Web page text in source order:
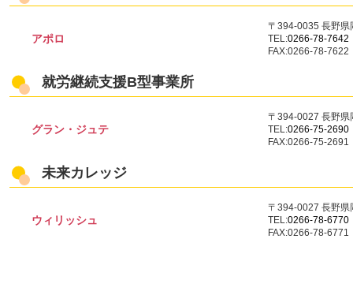
アポロ
〒394-0035 長野県
TEL:0266-78-7642
FAX:0266-78-7622
就労継続支援B型事業所
グラン・ジュテ
〒394-0027 長野県
TEL:0266-75-2690
FAX:0266-75-2691
未来カレッジ
ウィリッシュ
〒394-0027 長野県
TEL:0266-78-6770
FAX:0266-78-6771